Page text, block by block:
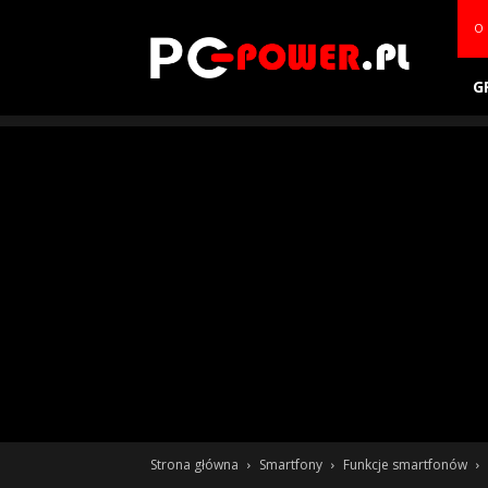
power.pl
O
Strona główna Smartfony Funkcje smartfonów